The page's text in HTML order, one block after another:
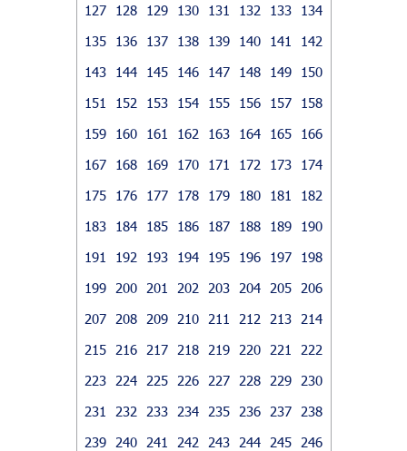
127
128 129 130 131 132 133
134
135
136 137 138 139 140 141
142
143
144 145 146 147 148 149
150
151
152 153 154 155 156 157
158
159
160 161 162 163 164 165
166
167
168 169 170 171 172 173
174
175
176 177 178 179 180 181
182
183
184 185 186 187 188 189
190
191
192 193 194 195 196 197
198
199
200 201 202 203 204 205
206
207
208 209 210 211 212 213
214
215
216 217 218 219 220 221
222
223
224 225 226 227 228 229
230
231
232 233 234 235 236 237
238
239
240 241 242 243 244 245
246